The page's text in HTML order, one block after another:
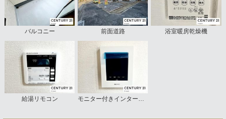
バルコニー 前面道路 浴室暖房乾燥機
給湯リモコン モニター付きインターホン